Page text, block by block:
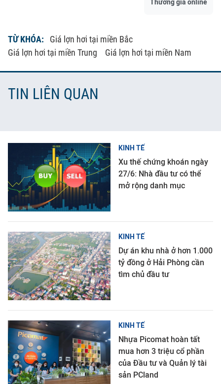
Thương gia online
TỪ KHÓA:
Giá lợn hơi tại miền Bắc
Giá lợn hơi tại miền Trung
Giá lợn hơi tại miền Nam
TIN LIÊN QUAN
KINH TẾ
Xu thế chứng khoán ngày
27/6: Nhà đầu tư có thể
mở rộng danh mục
KINH TẾ
Dự án khu nhà ở hơn 1.000
tỷ đồng ở Hải Phòng cần
tìm chủ đầu tư
KINH TẾ
Nhựa Picomat hoàn tất
mua hơn 3 triệu cổ phần
của Đầu tư và Quản lý tài
sản PCland